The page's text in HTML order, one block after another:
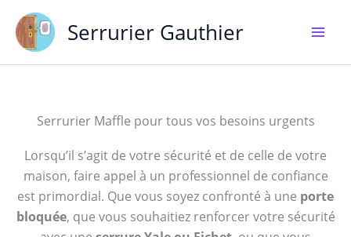
contenu
Serrurier Gauthier
Serrurier Maffle pour tous vos besoins urgents
Lorsqu’il s’agit de votre sécurité et de celle de votre
maison, faire appel à un professionnel de confiance
est primordial. Que vous soyez confronté à une porte
bloquée, que vous souhaitiez renforcer votre sécurité